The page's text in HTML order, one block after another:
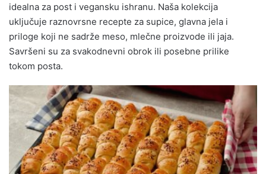
idealna za post i vegansku ishranu. Naša kolekcija
uključuje raznovrsne recepte za supice, glavna jela i
priloge koji ne sadrže meso, mlečne proizvode ili jaja.
Savršeni su za svakodnevni obrok ili posebne prilike
tokom posta.